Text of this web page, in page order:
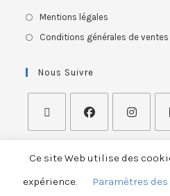
Mentions légales
Conditions générales de ventes
Nous Suivre
ASSOCIATION NATIONALE
Ce site Web utilise des
expérience.
Paramètres